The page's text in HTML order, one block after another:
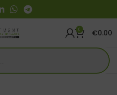
0 €0.00